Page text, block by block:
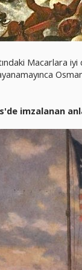
Macarlara iyi
imzalanan